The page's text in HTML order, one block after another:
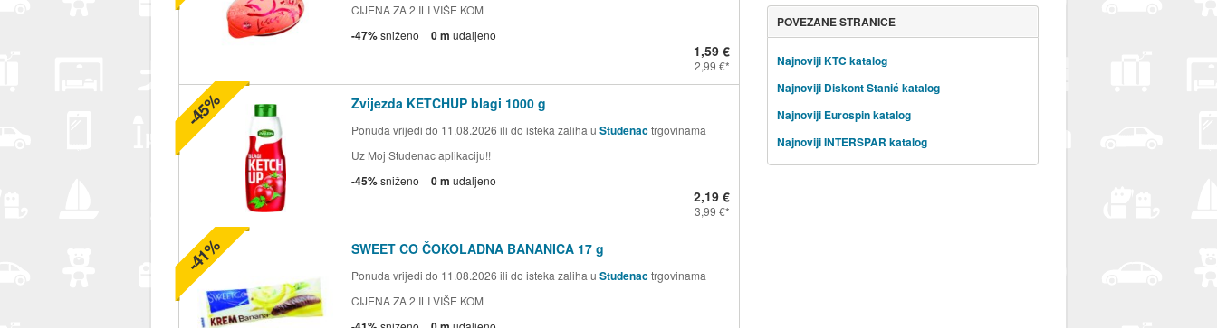
CIJENA ZA 2 ILI VIŠE KOM
-47%sniženo 0 m udaljeno
1,59 €
2,99 €
Zvijezda KETCHUP blagi 1000 g
Ponuda vrijedi do 11.08.2026 ili do isteka zaliha u Studenactrgovinama
Uz Moj Studenac aplikaciju!!
-45%sniženo 0 m udaljeno
2,19 €
3,99 €
-45%
SWEET CO ČOKOLADNA BANANICA 17 g
Ponuda vrijedi do 11.08.2026 ili do isteka zaliha u Studenactrgovinama
CIJENA ZA 2 ILI VIŠE KOM
-41%
POVEZANE STRANICE
Najnoviji KTC katalog
Najnoviji Diskont Stanić katalog
Najnoviji Eurospin katalog
Najnoviji INTERSPAR katalog